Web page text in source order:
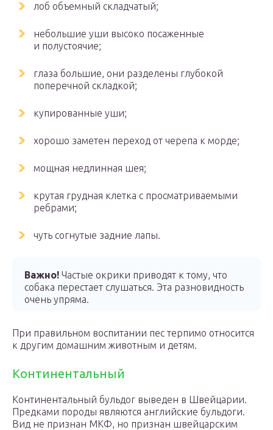
лоб объемный складчатый;
небольшие уши высоко посаженные
и полустоячие;
глаза большие, они разделены глубокой
поперечной складкой;
купированные уши;
хорошо заметен переход от черепа к морде;
мощная недлинная шея;
крутая грудная клетка с просматриваемыми
ребрами;
чуть согнутые задние лапы.
Важно! Частые окрики приводят к тому, что
собака перестает слушаться. Эта разновидность
очень упряма.
При правильном воспитании пес терпимо относится
к другим домашним животным и детям.
Континентальный
Континентальный бульдог выведен в Швейцарии.
Предками породы являются английские бульдоги.
Вид не признан МКФ, но признан швейцарским